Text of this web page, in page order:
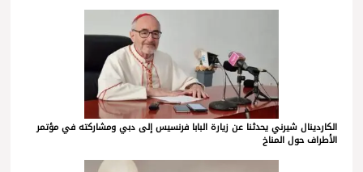
الكاردينال شيرني يحدثنا عن زيارة البابا فرنسيس إلى دبي ومشاركته في مؤتمر
الأطراف حول المناخ